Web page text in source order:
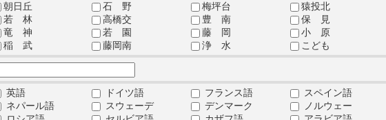
朝日丘 石 野 梅坪台
猿投北
若 林 高橋交 豊 南
保 見
竜 神 若 園 藤 岡
小 原
稲 武 藤岡南 浄 水 こども
英語 ドイツ語 フランス語
スペイン語
ネパール語 スウェーデ デンマーク
ノルウェー